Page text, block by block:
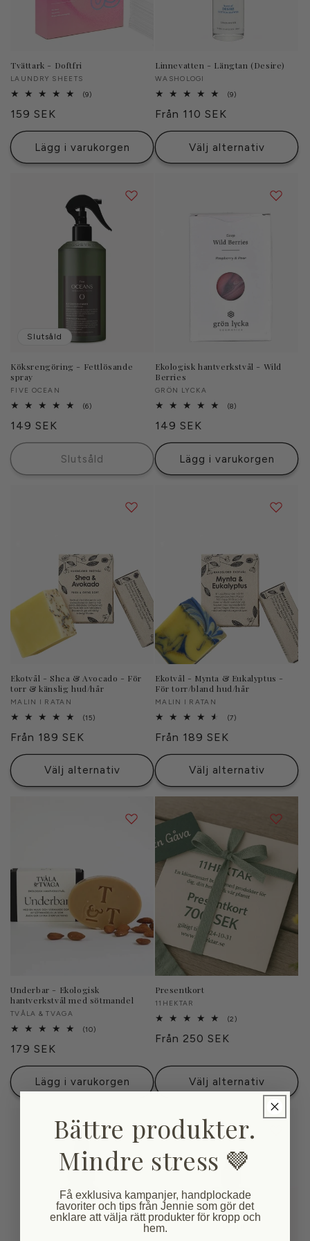
Tvättark - Doftfri
Säljare:
LAUNDRY SHEETS
(9)9
Ordinarie
pris
159 SEK
Lägg i varukorgen
Linnevatten - Längtan (Desire)
Säljare:
WASHOLOGI
(9)9
Ordinarie
pris
Från 110 SEK
Välj alternativ
Slutsåld
Köksrengöring - Fettlösande
spray
Säljare:
FIVE OCEAN
(6)6
Ordinarie
pris
149 SEK
Slutsåld
Ekologisk hantverkstvål - Wild
Berries
Säljare:
GRÖN LYCKA
(8)8
Ordinarie
pris
149 SEK
Lägg i varukorgen
Ekotvål - Shea & Avocado - För
torr & känslig hud/hår
Säljare:
MALIN I RATAN
(15)15
Ordinarie
pris
Från 189 SEK
Välj alternativ
Ekotvål - Mynta & Eukalyptus -
För torr/bland hud/hår
Säljare:
MALIN I RATAN
(7)7
Ordinarie
pris
Från 189 SEK
Välj alternativ
Underbar - Ekologisk
hantverkstvål med sötmandel
Säljare:
TVÅLA & TVAGA
(10)10
Ordinarie
pris
179 SEK
Lägg i varukorgen
Presentkort
Säljare:
11HEKTAR
(2)2
Ordinarie
Från 250 SEK
Välj alternativ
Bättre produkter.
Mindre stress 🤎
Få exklusiva kampanjer, handplockade
favoriter och tips från Jennie som gör det
enklare att välja rätt produkter för kropp och
hem.